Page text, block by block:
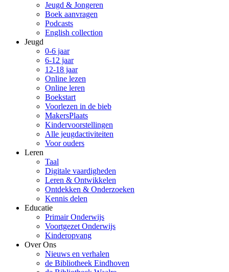
Jeugd & Jongeren
Boek aanvragen
Podcasts
English collection
Jeugd
0-6 jaar
6-12 jaar
12-18 jaar
Online lezen
Online leren
Boekstart
Voorlezen in de bieb
MakersPlaats
Kindervoorstellingen
Alle jeugdactiviteiten
Voor ouders
Leren
Taal
Digitale vaardigheden
Leren & Ontwikkelen
Ontdekken & Onderzoeken
Kennis delen
Educatie
Primair Onderwijs
Voortgezet Onderwijs
Kinderopvang
Over Ons
Nieuws en verhalen
de Bibliotheek Eindhoven